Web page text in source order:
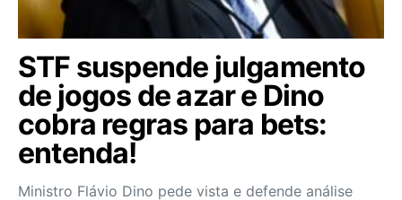
STF suspende julgamento
de jogos de azar e Dino
cobra regras para bets:
entenda!
Ministro Flávio Dino pede vista e defende análise